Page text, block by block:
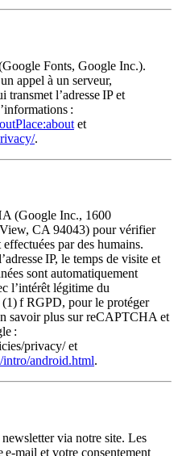
Fonts, Google Inc.).
appel à un serveur,
transmet l’adresse IP et
:
et
.
(Google Inc., 1600
CA 94043) pour vérifier
par des humains.
IP, le temps de visite et
sont automatiquement
l’intérêt légitime du
(1) f RGPD, pour le protéger
savoir plus sur reCAPTCHA et
:
privacy/et
android.html.
via notre site. Les
e‑mail et votre consentement